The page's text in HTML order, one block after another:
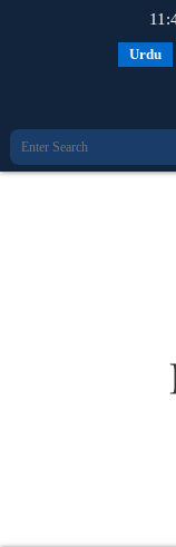
Urdu